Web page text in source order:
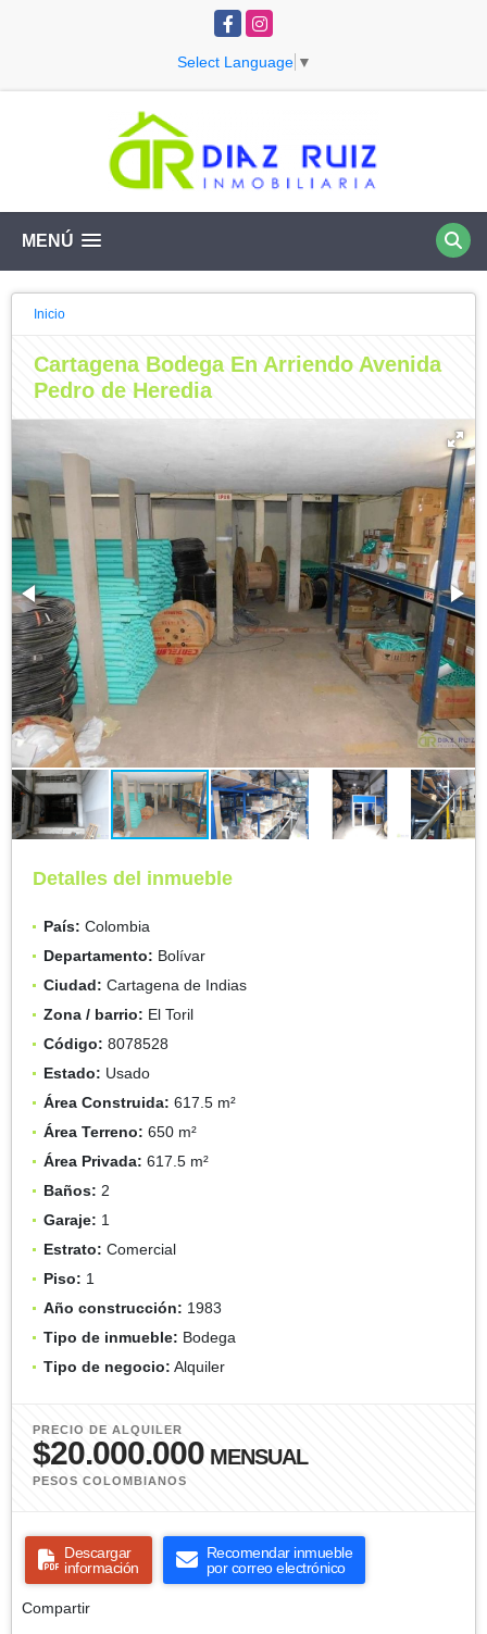
FacebookInstagram
Select Language ▼
MENÚ
Inicio
Cartagena Bodega En Arriendo Avenida
Pedro de Heredia
Detalles del inmueble
País: Colombia
Departamento: Bolívar
Ciudad: Cartagena de Indias
Zona / barrio: El Toril
Código: 8078528
Estado: Usado
Área Construida: 617.5 m²
Área Terreno: 650 m²
Área Privada: 617.5 m²
Baños: 2
Garaje: 1
Estrato: Comercial
Piso: 1
Año construcción: 1983
Tipo de inmueble: Bodega
Tipo de negocio: Alquiler
PRECIO DE ALQUILER
$20.000.000 MENSUAL
PESOS COLOMBIANOS
Descargar
información
Recomendar inmueble
por correo electrónico
Compartir